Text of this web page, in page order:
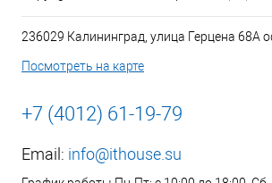
236029 Калининград, улица Герцена 68А
Посмотреть на карте
+7 (4012) 61-19-79
Email: info@ithouse.su